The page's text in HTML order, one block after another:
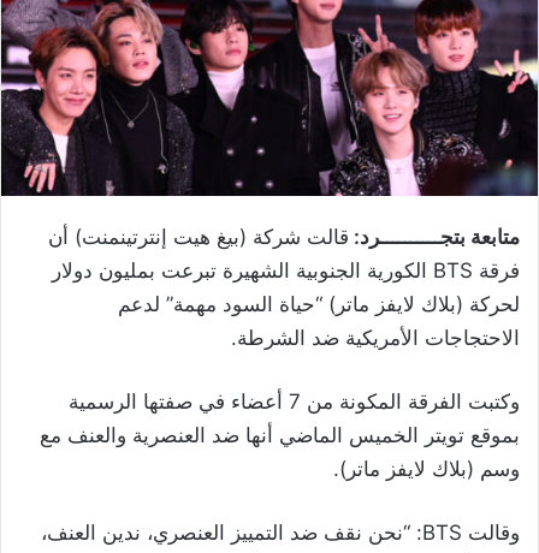
متابعة بتجــــــــــرد: قالت شركة (بيغ هيت إنترتينمنت) أن
فرقة BTS الكورية الجنوبية الشهيرة تبرعت بمليون دولار
لحركة (بلاك لايفز ماتر) “حياة السود مهمة” لدعم
الاحتجاجات الأمريكية ضد الشرطة.
وكتبت الفرقة المكونة من 7 أعضاء في صفتها الرسمية
بموقع تويتر الخميس الماضي أنها ضد العنصرية والعنف مع
وسم (بلاك لايفز ماتر).
وقالت BTS: “نحن نقف ضد التمييز العنصري، ندين العنف،